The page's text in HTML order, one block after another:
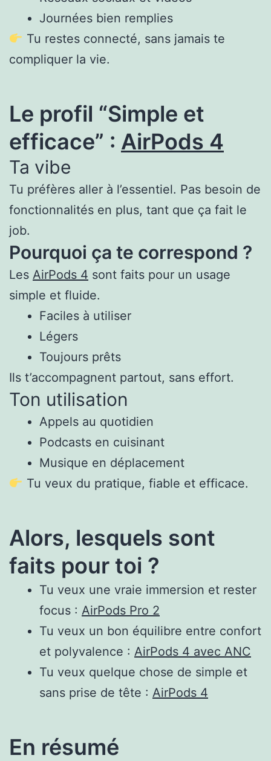
Journées bien remplies
Tu restes connecté, sans jamais te
compliquer la vie.
Le profil “Simple et
efficace” : AirPods 4
Ta vibe
Tu préfères aller à l’essentiel. Pas besoin de
fonctionnalités en plus, tant que ça fait le
job.
Pourquoi ça te correspond ?
Les AirPods 4 sont faits pour un usage
simple et fluide.
Faciles à utiliser
Légers
Toujours prêts
Ils t’accompagnent partout, sans effort.
Ton utilisation
Appels au quotidien
Podcasts en cuisinant
Musique en déplacement
Tu veux du pratique, fiable et efficace.
Alors, lesquels sont
faits pour toi ?
Tu veux une vraie immersion et rester
focus : AirPods Pro 2
Tu veux un bon équilibre entre confort
et polyvalence : AirPods 4 avec ANC
Tu veux quelque chose de simple et
sans prise de tête : AirPods 4
En résumé